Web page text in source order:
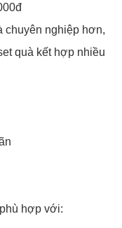
chuyên nghiệp hơn,
quà kết hợp nhiều
hợp với: